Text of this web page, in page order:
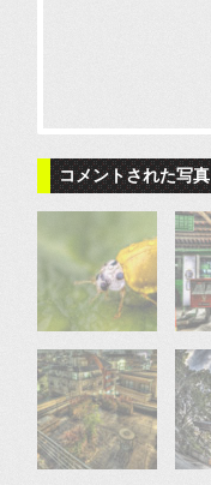
コメントされた写真